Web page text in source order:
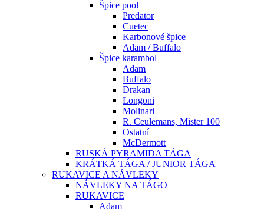
Špice pool
Predator
Cuetec
Karbonové špice
Adam / Buffalo
Špice karambol
Adam
Buffalo
Drakan
Longoni
Molinari
R. Ceulemans, Mister 100
Ostatní
McDermott
RUSKÁ PYRAMIDA TÁGA
KRÁTKÁ TÁGA / JUNIOR TÁGA
RUKAVICE A NÁVLEKY
NÁVLEKY NA TÁGO
RUKAVICE
Adam